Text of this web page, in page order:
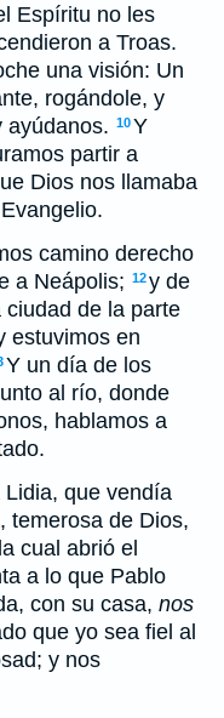
Espíritu no les
a Troas.
una visión: Un
rogándole, y
ayúdanos. 10Y
partir a
Dios nos llamaba
camino derecho
a Neápolis; 12y de
de la parte
estuvimos en
Y un día de los
al río, donde
hablamos a
que vendía
temerosa de Dios,
cual abrió el
a lo que Pablo
con su casa, nos
que yo sea fiel al
y nos